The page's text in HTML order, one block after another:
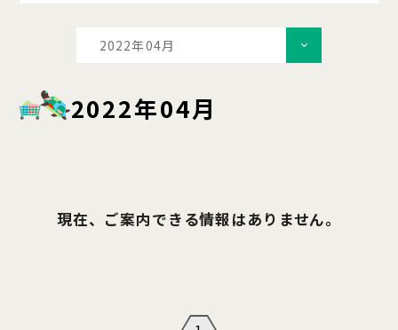
2022年04月
2022年04月
現在、ご案内できる情報はありません。